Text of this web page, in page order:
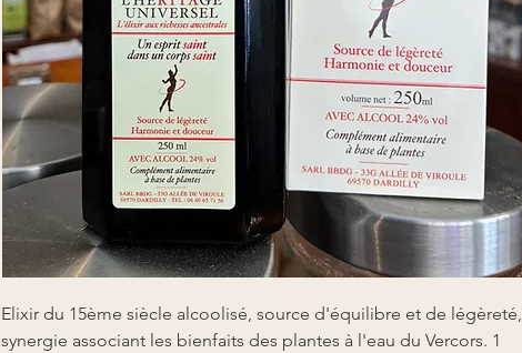
Elixir du 15ème siècle alcoolisé, source d'équilibre et de légèreté,
synergie associant les bienfaits des plantes à l'eau du Vercors. 1